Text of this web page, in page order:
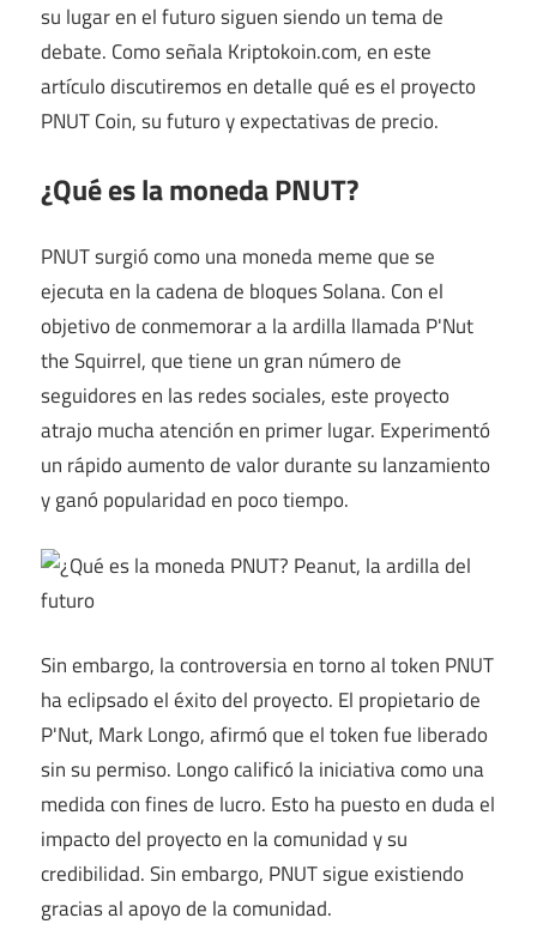
su lugar en el futuro siguen siendo un tema de
debate. Como señala Kriptokoin.com, en este
artículo discutiremos en detalle qué es el proyecto
PNUT Coin, su futuro y expectativas de precio.
¿Qué es la moneda PNUT?
PNUT surgió como una moneda meme que se
ejecuta en la cadena de bloques Solana. Con el
objetivo de conmemorar a la ardilla llamada P'Nut
the Squirrel, que tiene un gran número de
seguidores en las redes sociales, este proyecto
atrajo mucha atención en primer lugar. Experimentó
un rápido aumento de valor durante su lanzamiento
y ganó popularidad en poco tiempo.
Sin embargo, la controversia en torno al token PNUT
ha eclipsado el éxito del proyecto. El propietario de
P'Nut, Mark Longo, afirmó que el token fue liberado
sin su permiso. Longo calificó la iniciativa como una
medida con fines de lucro. Esto ha puesto en duda el
impacto del proyecto en la comunidad y su
credibilidad. Sin embargo, PNUT sigue existiendo
gracias al apoyo de la comunidad.